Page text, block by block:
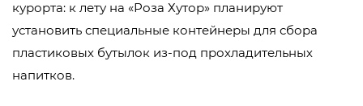
курорта: к лету на «Роза Хутор» планируют
установить специальные контейнеры для сбора
пластиковых бутылок из-под прохладительных
напитков.